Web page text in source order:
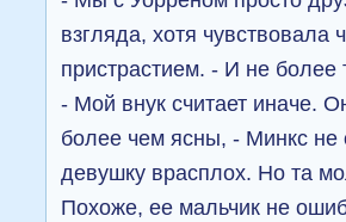
взгляда, хотя чувствовала
пристрастием. - И не более
- Мой внук считает иначе.
более чем ясны, - Минкс не
девушку врасплох. Но та
Похоже, ее мальчик не